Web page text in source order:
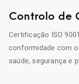
Controlo de
Certificação ISO
conformidade com
saúde, segurança e